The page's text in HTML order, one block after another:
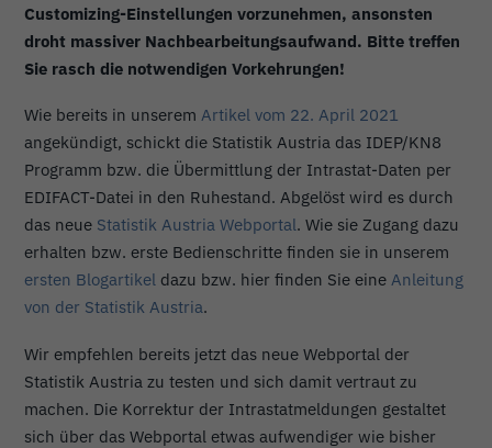
Customizing-Einstellungen vorzunehmen, ansonsten
droht massiver Nachbearbeitungsaufwand. Bitte treffen
Sie rasch die notwendigen Vorkehrungen!
Wie bereits in unseremArtikel vom 22. April 2021
angekündigt, schickt die Statistik Austria das IDEP/KN8
Programm bzw. die Übermittlung der Intrastat-Daten per
EDIFACT-Datei in den Ruhestand. Abgelöst wird es durch
das neue Statistik Austria Webportal. Wie sie Zugang dazu
erhalten bzw. erste Bedienschritte finden sie in unserem
ersten Blogartikel dazu bzw. hier finden Sie eineAnleitung
von der Statistik Austria.
Wir empfehlen bereits jetzt das neue Webportal der
Statistik Austria zu testen und sich damit vertraut zu
machen. Die Korrektur der Intrastatmeldungen gestaltet
sich über das Webportal etwas aufwendiger wie bisher